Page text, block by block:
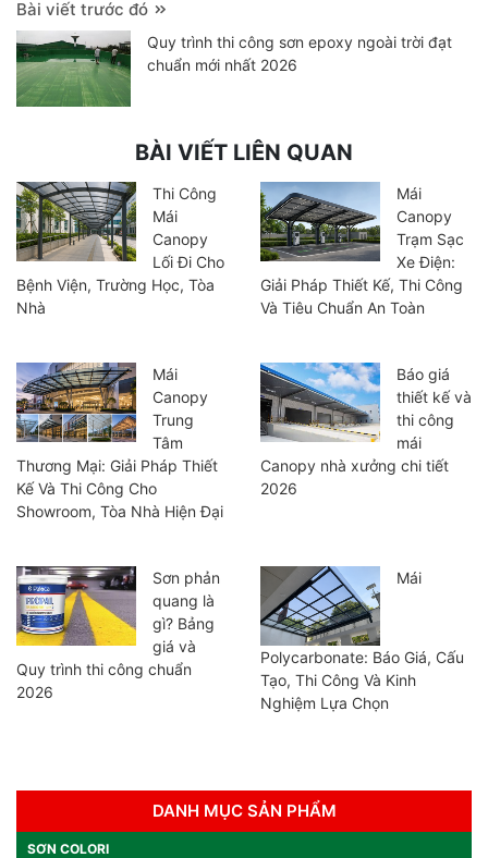
Bài viết trước đó
Quy trình thi công sơn epoxy ngoài trời đạt
chuẩn mới nhất 2026
BÀI VIẾT LIÊN QUAN
Thi Công
Mái
Canopy
Lối Đi Cho
Bệnh Viện, Trường Học, Tòa
Nhà
Mái
Canopy
Trạm Sạc
Xe Điện:
Giải Pháp Thiết Kế, Thi Công
Và Tiêu Chuẩn An Toàn
Mái
Canopy
Trung
Tâm
Thương Mại: Giải Pháp Thiết
Kế Và Thi Công Cho
Showroom, Tòa Nhà Hiện Đại
Báo giá
thiết kế và
thi công
mái
Canopy nhà xưởng chi tiết
2026
Sơn phản
quang là
gì? Bảng
giá và
Quy trình thi công chuẩn
2026
Mái
Polycarbonate: Báo Giá, Cấu
Tạo, Thi Công Và Kinh
Nghiệm Lựa Chọn
DANH MỤC SẢN PHẨM
SƠN COLORI